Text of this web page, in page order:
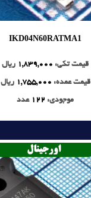
IKD04N60RATMA1
قیمت تکی: 1,839,000 ریال
قیمت عمده: 1,755,000 ریال
موجودی: 122 عدد